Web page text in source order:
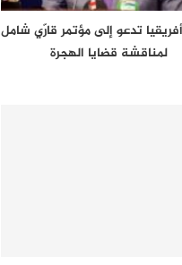
تدعو إلى مؤتمر قارّي شامل
لمناقشة قضايا الهجرة